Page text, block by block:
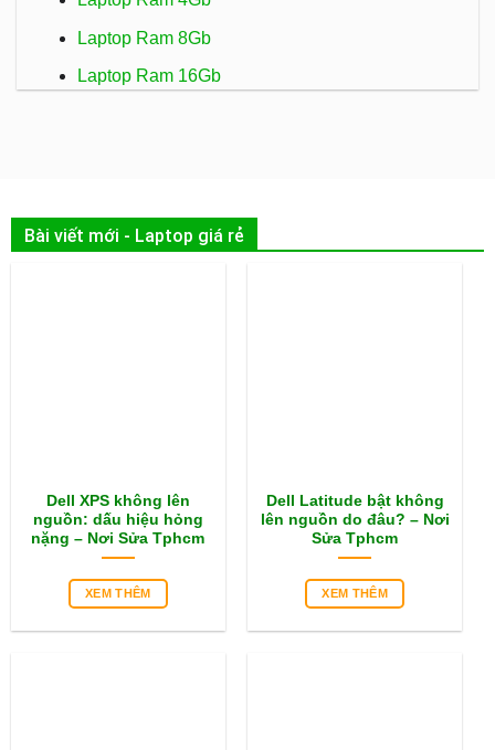
Laptop Ram 8Gb
Laptop Ram 16Gb
Bài viết mới - Laptop giá rẻ
Dell XPS không lên
nguồn: dấu hiệu hỏng
nặng – Nơi Sửa Tphcm
XEM THÊM
Dell Latitude bật không
lên nguồn do đâu? – Nơi
Sửa Tphcm
XEM THÊM